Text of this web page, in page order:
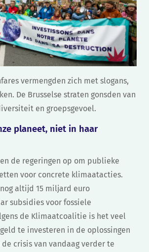
vermengden zich met slogans,
De Brusselse straten gonsden van
en groepsgevoel.
planeet, niet in haar
de regeringen op om publieke
voor concrete klimaatacties.
altijd 15 miljard euro
subsidies voor fossiele
de Klimaatcoalitie is het veel
te investeren in de oplossingen
crisis van vandaag verder te